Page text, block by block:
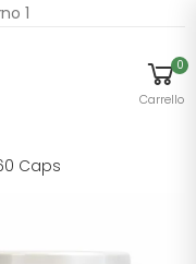
1
0
Carrello
Caps